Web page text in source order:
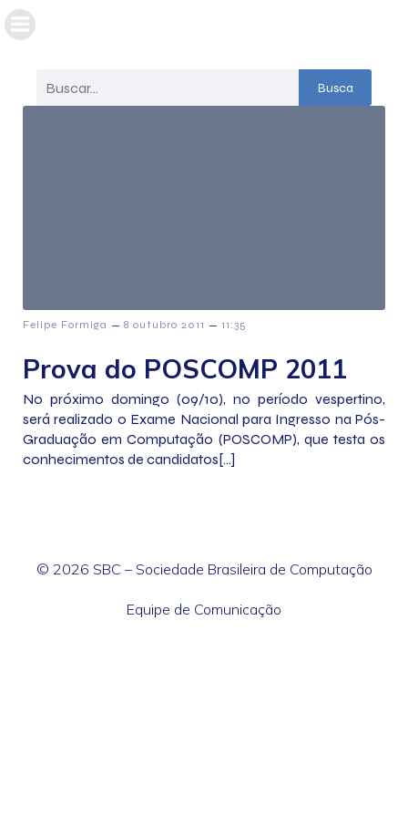
Busca
Felipe Formiga – 8 outubro 2011 – 11:35
Prova do POSCOMP 2011
No próximo domingo (09/10), no período vespertino,
será realizado o Exame Nacional para Ingresso na Pós-
Graduação em Computação (POSCOMP), que testa os
conhecimentos de candidatos[…]
© 2026 SBC – Sociedade Brasileira de Computação
Equipe de Comunicação